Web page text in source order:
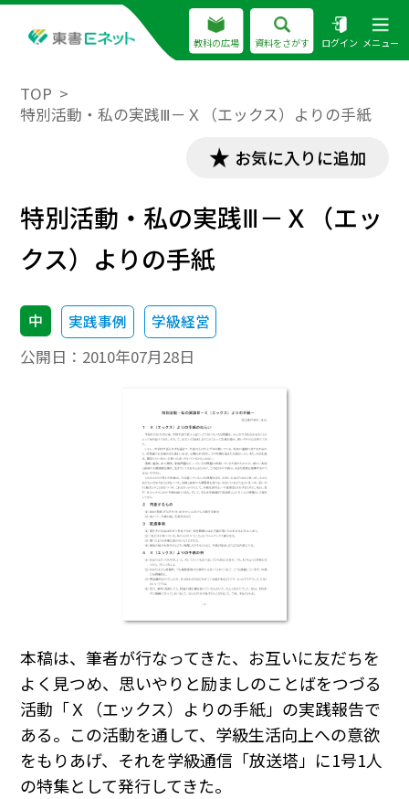
教科の広場 資料をさがす ログイン メニュー
TOP
特別活動・私の実践Ⅲ－Ｘ（エックス）よりの手紙
お気に入りに追加
特別活動・私の実践Ⅲ－Ｘ（エッ
クス）よりの手紙
中 実践事例 学級経営
公開日： 2010年07月28日
本稿は、筆者が行なってきた、お互いに友だちを
よく見つめ、思いやりと励ましのことばをつづる
活動「Ｘ（エックス）よりの手紙」の実践報告で
ある。この活動を通して、学級生活向上への意欲
をもりあげ、それを学級通信「放送塔」に1号1人
の特集として発行してきた。